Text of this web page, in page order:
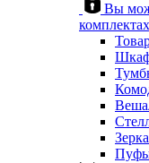
Вы
Пуфы